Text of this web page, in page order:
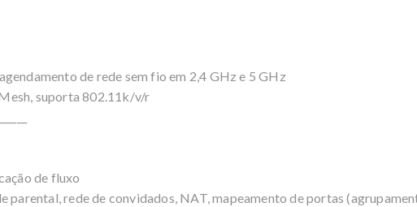
de rede sem fio em 2,4 GHz e 5 GHz
suporta 802.11k/v/r
de fluxo
parental, rede de convidados, NAT, mapeamento de portas